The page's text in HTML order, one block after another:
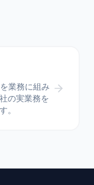
業務に組み
の実業務を
。